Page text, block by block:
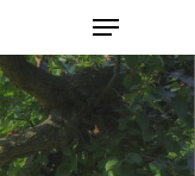
Menu
Close
Menu